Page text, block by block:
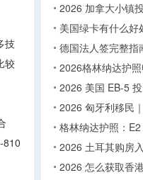
技
较
810
2026 加拿大小镇
美国绿卡有什么好
德国法人签完整
2026格林纳达护
2026 美国 EB-5
2026 匈牙利移民
格林纳达护照：
2026 土耳其购房
2026 怎么获取香